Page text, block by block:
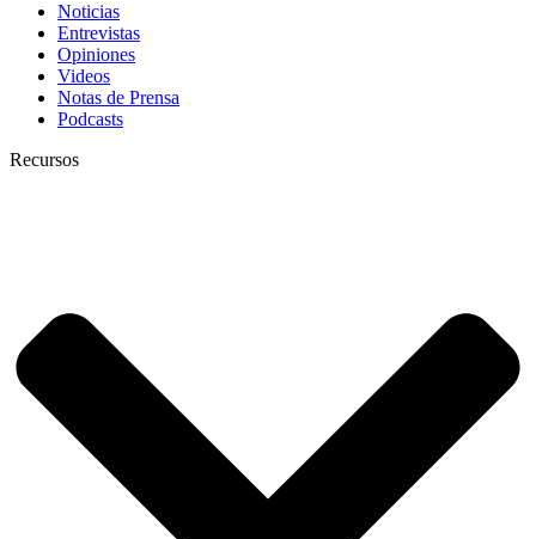
Noticias
Entrevistas
Opiniones
Videos
Notas de Prensa
Podcasts
Recursos